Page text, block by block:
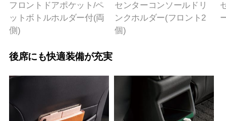
フロントドアポケット/ペ
ットボトルホルダー付(両
側)
センターコンソールドリ
ンクホルダー(フロント2
個)
後席にも快適装備が充実